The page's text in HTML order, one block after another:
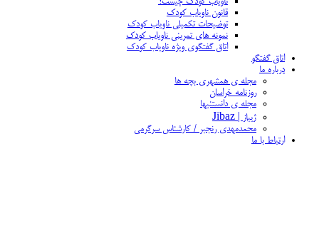
قانون ناویاب کودک
توضیحات تکمیلی ناویاب کودک
نمونه های تمرینی ناویاب کودک
اتاق گفتگوی ویژه ناویاب کودک
اتاق گفتگو
درباره ما
مجله ی همشهری بچه ها
روزنامه خراسان
مجله ی دانستنیها
ژیباز | Jibaz
محمدمهدی رنجبر / کارشناس سرگرمی
ارتباط با ما